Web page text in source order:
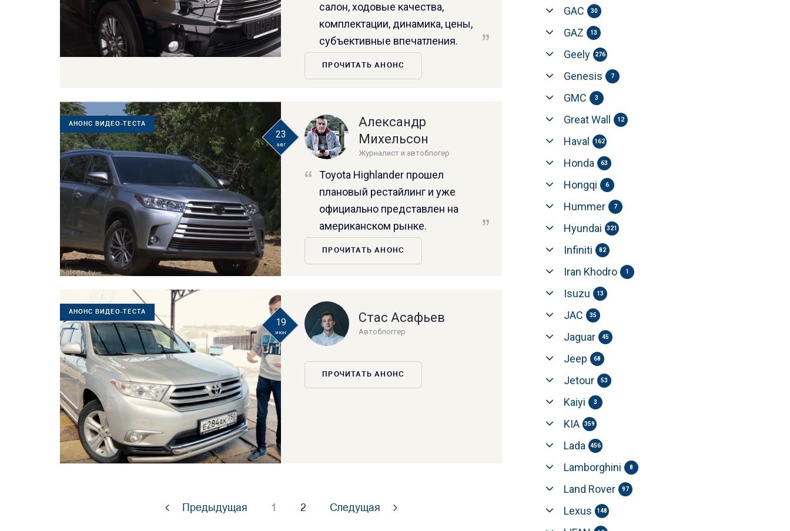
салон, ходовые качества,
комплектации, динамика, цены,
субъективные впечатления.
ПРОЧИТАТЬ АНОНС
АНОНС ВИДЕО-ТЕСТА
23
авг
Александр
Михельсон
Журналист и автоблогер
Toyota Highlander прошел
плановый рестайлинг и уже
официально представлен на
американском рынке.
ПРОЧИТАТЬ АНОНС
АНОНС ВИДЕО-ТЕСТА
19
июн
Стас Асафьев
Автоблоггер
ПРОЧИТАТЬ АНОНС
Предыдущая 1 2 Следущая
GAC 30
GAZ 13
Geely 276
Genesis 7
GMC 3
Great Wall 12
Haval 162
Honda 63
Hongqi 6
Hummer 7
Hyundai 321
Infiniti 82
Iran Khodro 1
Isuzu 13
JAC 35
Jaguar 45
Jeep 68
Jetour 53
Kaiyi 3
KIA 359
Lada 456
Lamborghini 8
Land Rover 97
Lexus 148